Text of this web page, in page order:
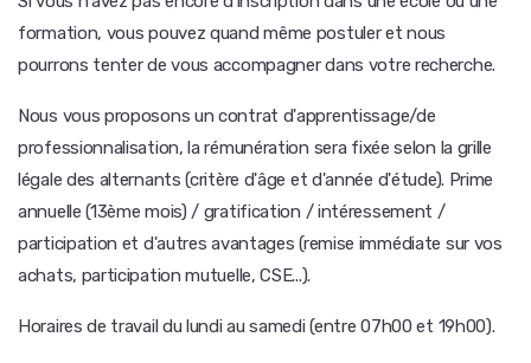
formation, vous pouvez quand même postuler et nous
pourrons tenter de vous accompagner dans votre recherche.
Nous vous proposons un contrat d'apprentissage/de
professionnalisation, la rémunération sera fixée selon la grille
légale des alternants (critère d'âge et d'année d'étude). Prime
annuelle (13ème mois) / gratification / intéressement /
participation et d'autres avantages (remise immédiate sur vos
achats, participation mutuelle, CSE...).
Horaires de travail du lundi au samedi (entre 07h00 et 19h00).